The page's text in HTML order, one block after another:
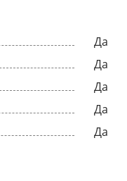
Да
Да
Да
Да
Да